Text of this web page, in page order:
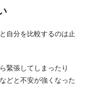
自分を比較するのは止
緊張してしまったり
どと不安が強くなった